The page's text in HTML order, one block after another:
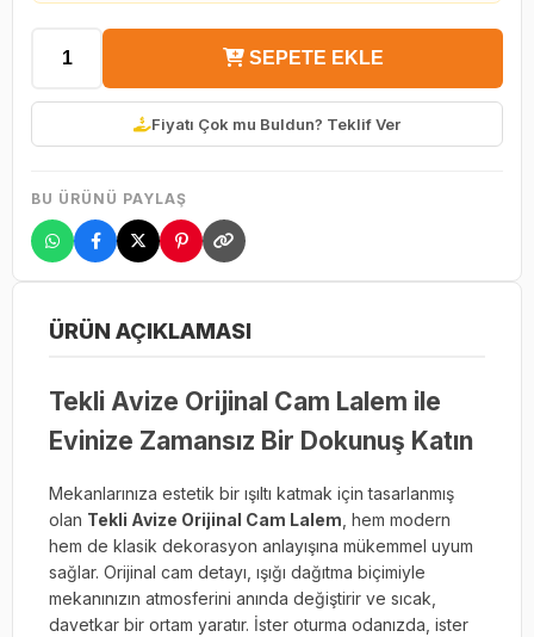
SEPETE EKLE
Fiyatı Çok mu Buldun? Teklif Ver
BU ÜRÜNÜ PAYLAŞ
ÜRÜN AÇIKLAMASI
Tekli Avize Orijinal Cam Lalem ile
Evinize Zamansız Bir Dokunuş Katın
Mekanlarınıza estetik bir ışıltı katmak için tasarlanmış
olan Tekli Avize Orijinal Cam Lalem, hem modern
hem de klasik dekorasyon anlayışına mükemmel uyum
sağlar. Orijinal cam detayı, ışığı dağıtma biçimiyle
mekanınızın atmosferini anında değiştirir ve sıcak,
davetkar bir ortam yaratır. İster oturma odanızda, ister